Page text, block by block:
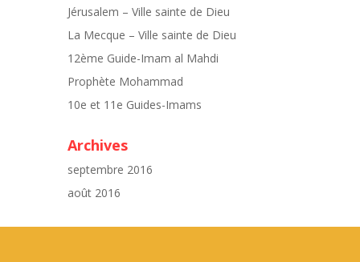
Jérusalem – Ville sainte de Dieu
La Mecque – Ville sainte de Dieu
12ème Guide-Imam al Mahdi
Prophète Mohammad
10e et 11e Guides-Imams
Archives
septembre 2016
août 2016